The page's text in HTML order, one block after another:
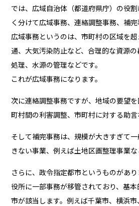
では、広域自治体（都道府県庁）の役
く分けて広域事務、連絡調整事務、補完
広域事務というのは、市町村の区域を
通、大気汚染防止など、合理的な資源
処理、水源の管理などです。
これが広域事務になります。
次に連絡調整事務ですが、地域の要望
町村間の利害調整、市町村に対する助言
そして補完事務は、規模が大きすぎて
きない事業、例えば土地区画整理事業な
さらに、政令指定都市というものがあ
役所に一部事務が移管されており、基
市が該当します。例えば千葉市、横浜市